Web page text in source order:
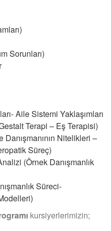
Sorunları)
Aile Sistemi Yaklaşımları
Terapi – Eş Terapisi)
Danışmanının Nitelikleri –
Süreç)
(Örnek Danışmanlık
Süreci-
kursiyerlerimizin;